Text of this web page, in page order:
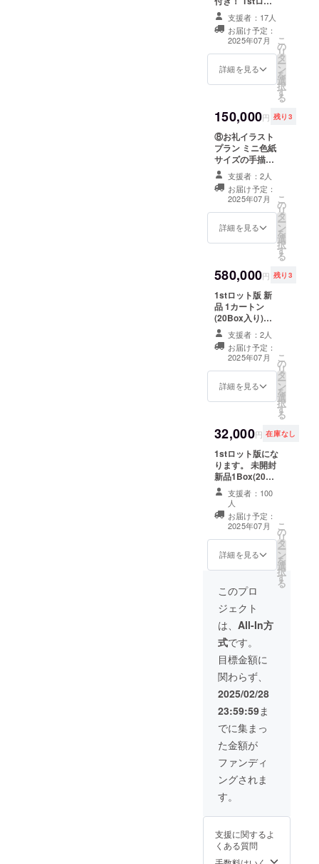
なりま
す。(追
加生産
はござ
いませ
ん)
なる予
定で
す。 ※
作家：
匈歌ハ
ン入り
です。
ト版になりま
す。 未開封新品
1Box(20パック
入り) 【カード構
成】 [レギュラー
カード] ︎ ●レギュ
ラーカード 90種
版) [インサート
カード] ●エクス
トリームカード
55種 [スペシャ
ルインサート
カード] ●直筆サ
インカード 45種
（10枚限定版・
30枚限定版はノ
ンシリアル/オン
リーワンサイン
のみ手書きシリ
ランク/直筆サイ
ン入り版共に手
書きシリアルNo.
入り) ●オンリー
ワンプルーフ
200種(全て匈歌
ハトリさん手描
きの直書きス
ケッチ入り/全て
リアル入り) ※オ
ンリーワンプ
ルーフには3段階
ございます。(モ
カラー/水彩カ
ラー) ◆1ボック
スあたり平均で1
枚以上の直筆サ
インカードもし
くはプルーフが
出現する予定で
す。 ◆1パック
にはカードがラ
ンダムに5枚入っ
ています。 ◆1
パック、1ボック
スでカード全種
類はそろいませ
ん。 ◆スペシャ
ルインサート
カード等の封入
率は総生産数に
対する割合であ
り、それぞれの
パック、ボック
スの中に必ずそ
の比率で平均し
て出現すること
を保証するもの
ではありませ
ん。 ◆商品制作
中につき、カー
ドデザインや
パッケージ、
カード構成が予
ます。あらかじ
めご了承くださ
い。 ◆本商品は
支援者：17人
お届け予定：
2025年07月
詳細を見る
こ
の
リ
タ
ー
ン
を
選
択
す
る
150,000円 残り3
⑧お礼イラスト
プラン ミニ色紙
サイズの手描き
スケッチをお届
けいたします。
スケッチの内容
は届いてからの
お楽しみ！匈歌
先生の今回のた
にお届けいたし
ます。
支援者：2人
お届け予定：
2025年07月
詳細を見る
こ
の
リ
タ
ー
ン
を
選
択
す
る
580,000円 残り3
1stロット版 新
品 1カートン
(20Box入り)
【カード構成】
[レギュラーカー
ド] ︎●レギュラー
カード 90種 ●ク
ロムカード 90種
（パラレル版)
[インサートカー
種 [スペシャルイ
ンサートカード]
●直筆サインカー
ド 45種（10枚限
定版・30枚限定
版はノンシリア
ル/オンリーワン
Autoのみ手書き
シリアル入り) ●
プルーフ 55種
サイン入り版共
に手書きシリア
ンリーワンプ
ルーフ 200種(全
て匈歌ハトリさ
ん手描きの直書
きスケッチ入り/
全て1of1の手書
きシリアル入り)
※オンリーワンプ
ルーフには3段階
のレアリティが
ございます。(モ
ノクロ/アクリル
カラー/水彩カ
ラー) ◆1ボック
スあたり平均で1
枚以上の直筆サ
インカードもし
くはプルーフが
出現する予定で
にはカードがラ
ンダムに5枚入っ
ています。 ◆1
パック、1ボック
支援者：2人
お届け予定：
2025年07月
詳細を見る
こ
の
リ
タ
ー
ン
を
選
択
す
る
32,000円 在庫なし
1stロット版にな
ります。 未開封
新品1Box(20
パック入り)
【カード構成】
[レギュラーカー
ド] ︎●レギュラー
カード 90種 ●ク
（パラレル版)
[インサートカー
リームカード 55
種 [スペシャルイ
ンサートカード]
●直筆サインカー
ド 45種（10枚限
定版・30枚限定
版はノンシリア
ル/オンリーワン
Autoのみ手書き
シリアル入り) ●
プルーフ 55種
（ブランク/直筆
サイン入り版共
に手書きシリア
ルNo.入り) ●オ
ンリーワンプ
ルーフ 200種(全
て匈歌ハトリさ
ん手描きの直書
全て1of1の手書
きシリアル入り)
※オンリーワンプ
ルーフには3段階
支援者：100
人
お届け予定：
2025年07月
詳細を見る
こ
の
リ
タ
ー
ン
を
選
択
す
る
このプロ
ジェクト
は、 All-In方
式です。
目標金額に
関わらず、
2025/02/28
23:59:59ま
でに集まっ
た金額が
ファンディ
ングされま
す。
支援に関するよ
くある質問